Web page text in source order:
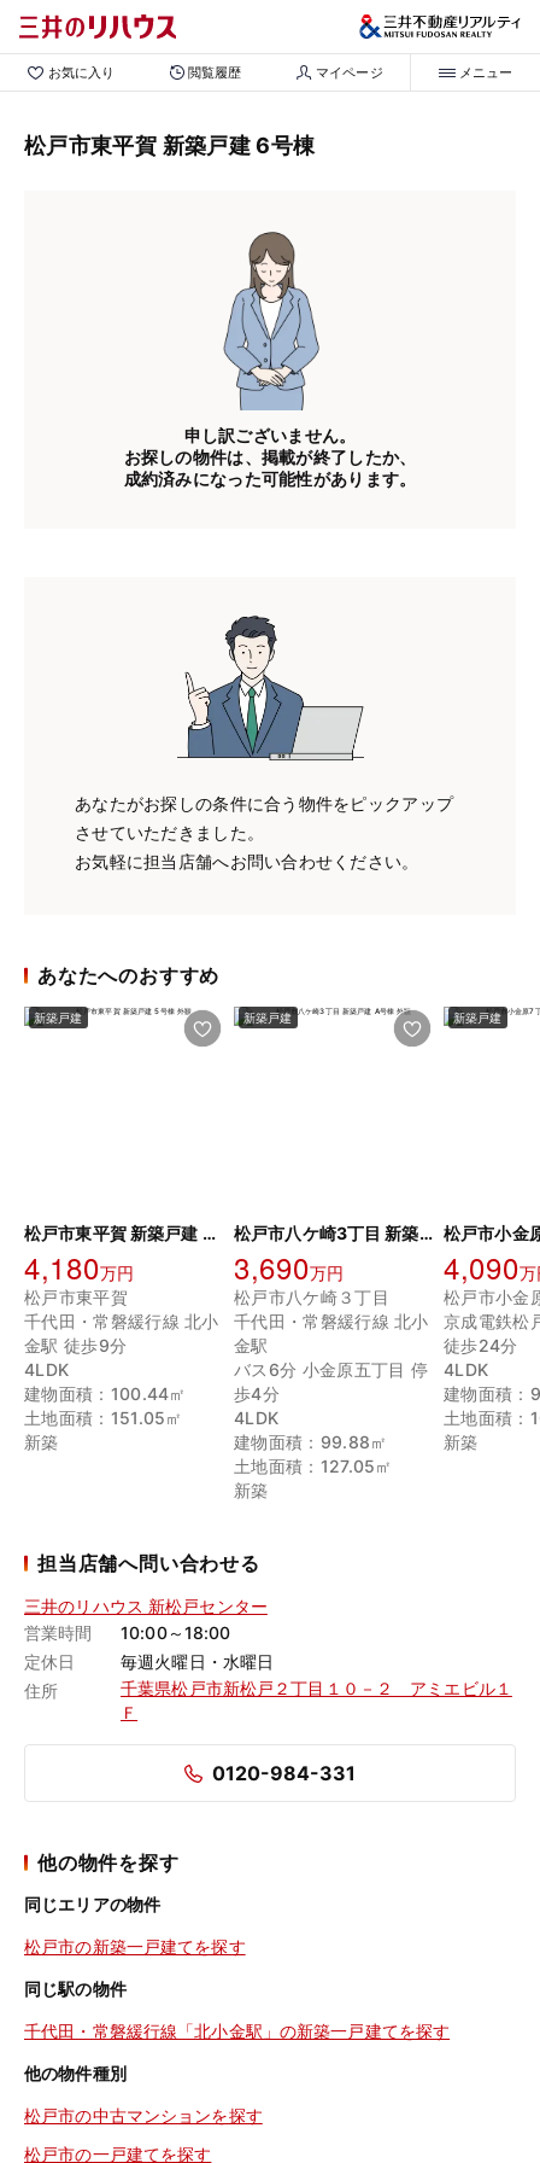
お気に入り 閲覧履歴 マイページ メニュー
松戸市東平賀 新築戸建 6号棟
申し訳ございません。
お探しの物件は、掲載が終了したか、
成約済みになった可能性があります。
あなたがお探しの条件に合う物件をピックアップ
させていただきました。
お気軽に担当店舗へお問い合わせください。
あなたへのおすすめ
新築戸建
松戸市東平賀 新築戸建 5号棟
4,180万円
松戸市東平賀
千代田・常磐緩行線 北小
金駅 徒歩9分
4LDK
建物面積：100.44㎡
土地面積：151.05㎡
新築
新築戸建
松戸市八ケ崎3丁目 新築戸建 A号棟
3,690万円
松戸市八ケ崎３丁目
千代田・常磐緩行線 北小
金駅
バス6分 小金原五丁目 停
歩4分
4LDK
建物面積：99.88㎡
土地面積：127.05㎡
新築
新築戸建
4,090万
松戸市小金
京成電鉄松
徒歩24分
4LDK
建物面積：
土地面積：
新築
担当店舗へ問い合わせる
三井のリハウス 新松戸センター
営業時間
10:00～18:00
定休日
毎週火曜日・水曜日
住所
千葉県松戸市新松戸２丁目１０－２ アミエビル１
Ｆ
0120-984-331
他の物件を探す
同じエリアの物件
松戸市の新築一戸建てを探す
同じ駅の物件
千代田・常磐緩行線「北小金駅」の新築一戸建てを探す
他の物件種別
松戸市の中古マンションを探す
松戸市の一戸建てを探す